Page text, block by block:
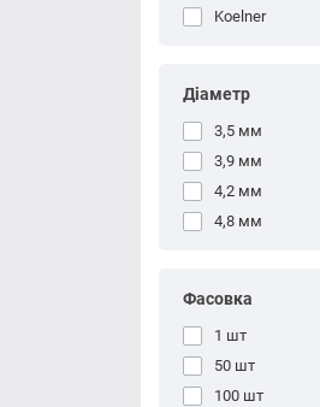
Koelner
Діаметр
3,5 мм
3,9 мм
4,2 мм
4,8 мм
Фасовка
1 шт
50 шт
100 шт